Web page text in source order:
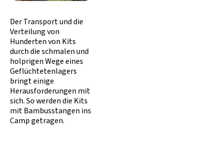
Der Transport und die
Verteilung von
Hunderten von Kits
durch die schmalen und
holprigen Wege eines
Geflüchtetenlagers
bringt einige
Herausforderungen mit
sich. So werden die Kits
mit Bambusstangen ins
Camp getragen.